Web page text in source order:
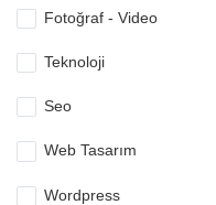
Fotoğraf - Video
Teknoloji
Seo
Web Tasarım
Wordpress